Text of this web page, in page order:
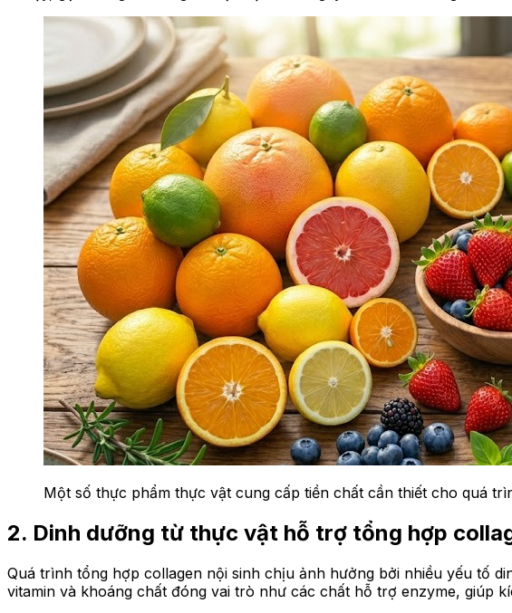
Một số thực phẩm thực vật cung cấp tiền chất cần thiết cho quá
2. Dinh dưỡng từ thực vật hỗ trợ tổng hợp
Quá trình tổng hợp collagen nội sinh chịu ảnh hưởng bởi nhiều yếu tố
vitamin và khoáng chất đóng vai trò như các chất hỗ trợ enzyme, giúp